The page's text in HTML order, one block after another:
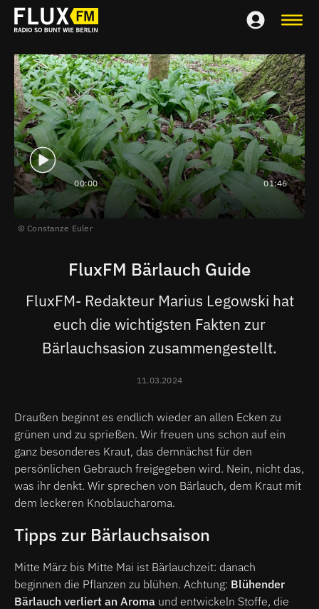
00:00 01:46
Constanze Euler
FluxFM Bärlauch Guide
FluxFM- Redakteur Marius Legowski hat
euch die wichtigsten Fakten zur
Bärlauchsasion zusammengestellt.
11.03.2024
Draußen beginnt es endlich wieder an allen Ecken zu
grünen und zu sprießen. Wir freuen uns schon auf ein
ganz besonderes Kraut, das demnächst für den
persönlichen Gebrauch freigegeben wird. Nein, nicht das,
was ihr denkt. Wir sprechen von Bärlauch, dem Kraut mit
dem leckeren Knoblaucharoma.
Tipps zur Bärlauchsaison
Mitte März bis Mitte Mai ist Bärlauchzeit: danach
beginnen die Pflanzen zu blühen. Achtung: Blühender
Bärlauch verliert an Aroma und entwickeln Stoffe, die